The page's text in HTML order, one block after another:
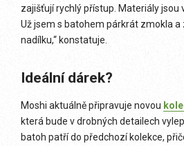
zajišťují rychlý přístup. Materiály jsou
Už jsem s batohem párkrát zmokla a
nadílku,“ konstatuje.
Ideální dárek?
Moshi aktuálně připravuje novou
která bude v drobných detailech
batoh patří do předchozí kolekce,